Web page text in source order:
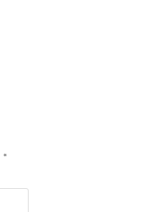
*